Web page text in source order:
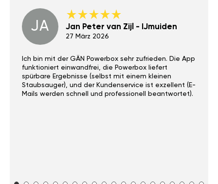
JA Jan Peter van Zijl - IJmuiden
27 März 2026
Ich bin mit der GÄN Powerbox sehr zufrieden. Die App
funktioniert einwandfrei, die Powerbox liefert
spürbare Ergebnisse (selbst mit einem kleinen
Staubsauger), und der Kundenservice ist exzellent (E-
Mails werden schnell und professionell beantwortet).